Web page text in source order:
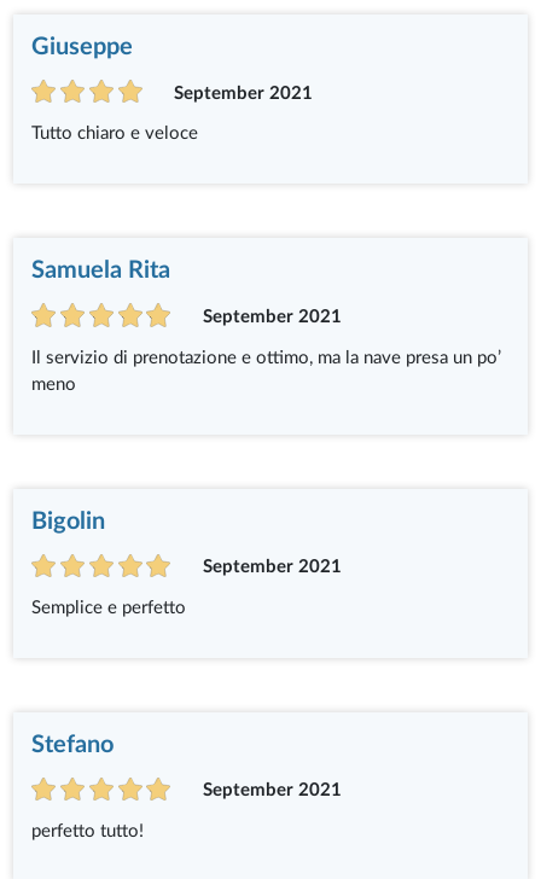
Giuseppe
September 2021
Tutto chiaro e veloce
Samuela Rita
September 2021
Il servizio di prenotazione e ottimo, ma la nave presa un po’
meno
Bigolin
September 2021
Semplice e perfetto
Stefano
September 2021
perfetto tutto!